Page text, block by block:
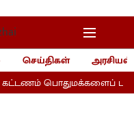
செய்திகள்
அரசியல்
கட்டணம் பொதுமக்களைப்